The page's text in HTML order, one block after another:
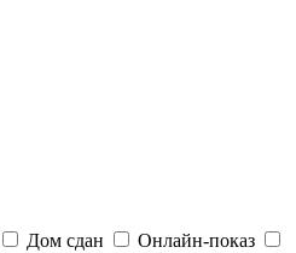
Дом сдан
Онлайн-показ